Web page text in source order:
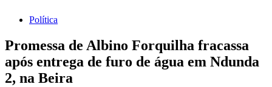
Política
Promessa de Albino Forquilha fracassa
após entrega de furo de água em Ndunda
2, na Beira